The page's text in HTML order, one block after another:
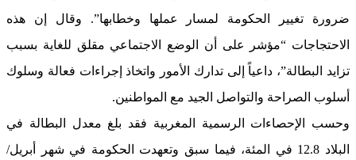
ضرورة تغيير الحكومة لمسار عملها وخطابها”. وقال إن هذه
الاحتجاجات “مؤشر على أن الوضع الاجتماعي مقلق للغاية بسبب
تزايد البطالة”، داعياً إلى تدارك الأمور واتخاذ إجراءات فعالة وسلوك
أسلوب الصراحة والتواصل الجيد مع المواطنين.
وحسب الإحصاءات الرسمية المغربية فقد بلغ معدل البطالة في
البلاد 12.8 في المئة، فيما سبق وتعهدت الحكومة في شهر أبريل/